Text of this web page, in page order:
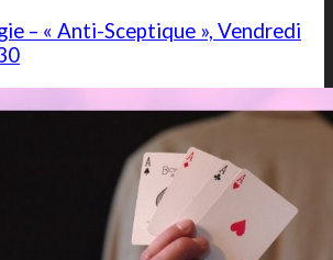
– « Anti-Sceptique », Vendredi